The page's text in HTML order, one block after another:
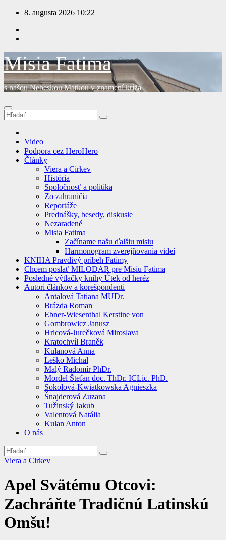
Prejsť
obsah
8. augusta 2026 10:22
Misia Fatima
s našou Nebeskou Matkou v znamení kríža
Video
Podpora cez HeroHero
Články
Viera a Cirkev
História
Spoločnosť a politika
Zo zahraničia
Reportáže
Prednášky, besedy, diskusie
Nezaradené
Misia Fatima
Začíname našu ďalšiu misiu
Harmonogram zverejňovania videí
KNIHA Pravdivý príbeh Fatimy
Chcem poslať MILODAR pre Misiu Fatima
Posledné výtlačky knihy Útek od heréz
Autori článkov a korešpondenti
Antalová Tatiana MUDr.
Brázda Roman
Ebner-Wiesenthal Kerstine von
Gombrowicz Janusz
Hricová-Jurečková Miroslava
Kratochvíl Braněk
Kulanová Anna
Leško Michal
Malý Radomír PhDr.
Mordel Štefan doc. ThDr. ICLic. PhD.
Sokolová-Kwiatkowska Agnieszka
Šnajderová Zuzana
Tužinský Jakub
Valentová Natália
Kulan Anton
O nás
Viera a Cirkev
Apel Svätému Otcovi:
Zachráňte Tradičnú Latinskú
Omšu!